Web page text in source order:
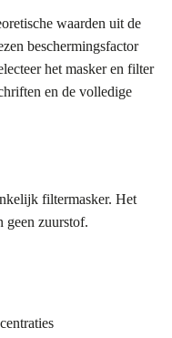
waarden uit de
beschermingsfactor
het masker en filter
en de volledige
filtermasker. Het
geen zuurstof.